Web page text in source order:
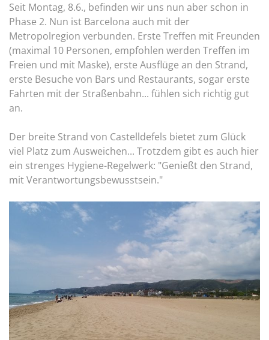
Seit Montag, 8.6., befinden wir uns nun aber schon in
Phase 2. Nun ist Barcelona auch mit der
Metropolregion verbunden. Erste Treffen mit Freunden
(maximal 10 Personen, empfohlen werden Treffen im
Freien und mit Maske), erste Ausflüge an den Strand,
erste Besuche von Bars und Restaurants, sogar erste
Fahrten mit der Straßenbahn... fühlen sich richtig gut
an.
Der breite Strand von Castelldefels bietet zum Glück
viel Platz zum Ausweichen... Trotzdem gibt es auch hier
ein strenges Hygiene-Regelwerk: "Genießt den Strand,
mit Verantwortungsbewusstsein."